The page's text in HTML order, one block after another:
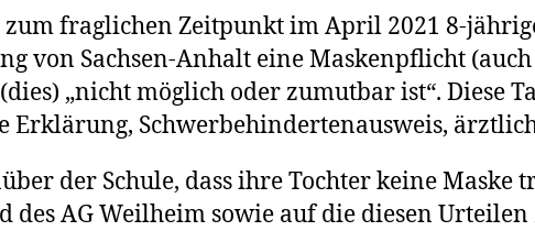
fraglichen Zeitpunkt im April 2021 8-
von Sachsen-Anhalt eine Maskenpflicht
„nicht möglich oder zumutbar ist“. Diese
Schwerbehindertenausweis,
der Schule, dass ihre Tochter keine Maske
des AG Weilheim sowie auf die diesen